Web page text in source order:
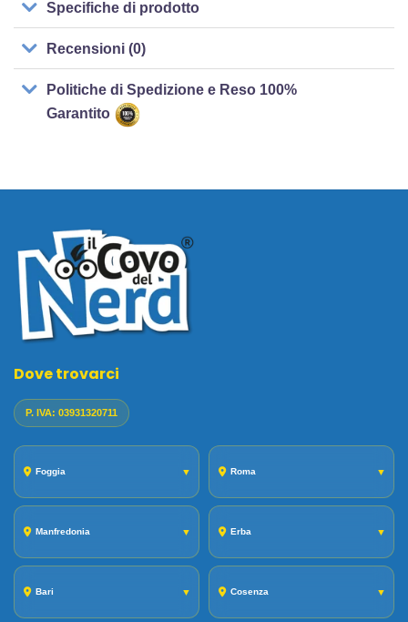
Specifiche di prodotto
Recensioni (0)
Politiche di Spedizione e Reso 100%
Garantito
Dove trovarci
P. IVA: 03931320711
Foggia ▼ Roma ▼
Manfredonia ▼ Erba ▼
Bari ▼ Cosenza ▼